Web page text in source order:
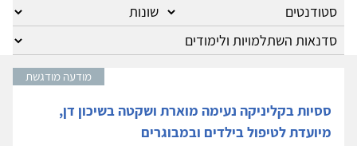
מודעה מודגשת
ססיות בקליניקה נעימה מוארת ושקטה בשיכון דן,
מיועדת לטיפול בילדים ובמבוגרים